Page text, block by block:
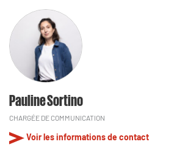
Pauline Sortino
CHARGÉE DE COMMUNICATION
Voir les informations de contact